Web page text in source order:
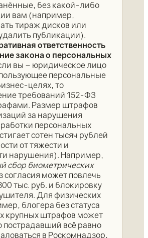
без какой-либо
вам (например,
тираж дисков или
публикации).
ответственность
закона о персональных
вы – юридическое лицо
персональные
целях, то
требований 152-ФЗ
Размер штрафов
за нарушения
персональных
сотен тысяч рублей
от тяжести и
нарушения). Например,
сбор биометрических
согласия может повлечь
тыс. руб. и блокировку
Для физических
блогера без статуса
крупных штрафов может
пострадавший всё равно
в Роскомнадзор,